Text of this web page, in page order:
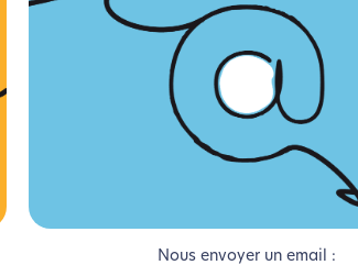
Nous envoyer un email :